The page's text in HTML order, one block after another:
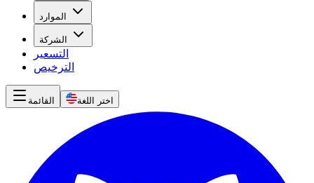
الموارد
الشركة
التسعير
الترخيص
القائمة اختر اللغة